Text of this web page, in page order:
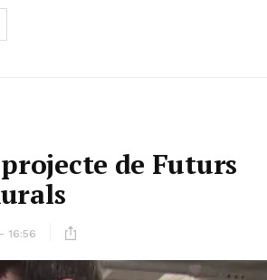
de Futurs
16:56